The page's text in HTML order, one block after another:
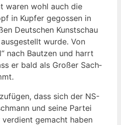
waren wohl auch die
in Kup­fer gegos­sen in
Deut­schen Kunst­schau
wur­de. Von
nach Baut­zen und harrt
er bald als Gro­ßer Sach­
dass sich der NS-
und sei­ne Par­tei
gemacht haben